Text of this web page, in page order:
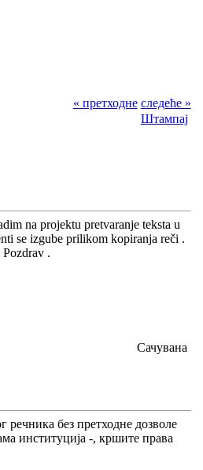
« претходне следеће »
Штампај
na projektu pretvaranje teksta u
se izgube prilikom kopiranja reči .
.
Сачувана
речника без претходне дозволе
институција -, кршите права